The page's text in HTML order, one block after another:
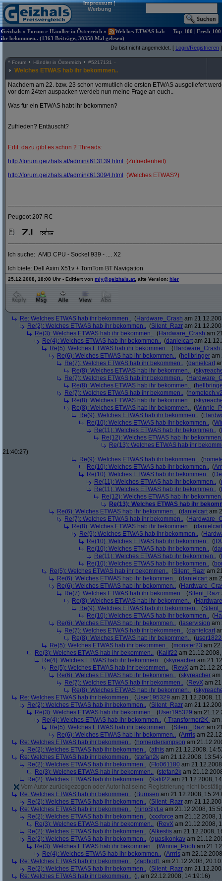
Impressum|
Werbung
Geizhals » Forum » Händler in Österreich »
Welches ETWAS hab
ihr bekommen.. (1363 Beiträge, 30358 Mal gelesen)
Top-100 | Fresh-100
Du bist nicht angemeldet. [ Login/Registrieren ]
^ Forum Händler in Österreich #5217131
Welches ETWAS hab ihr bekommen..
Nachdem am 22. bzw. 23 schon vermutlich die ersten ETWAS ausgeliefert
vor dem 24ten auspacken werdeb nun meine Frage an euch..
Was für ein ETWAS habt ihr bekommen?
Zufrieden? Entäuscht?
Edit: dazu gibt es schon 2 Threads:
http://forum.geizhals.at/admin/t613139.html
(Zufriedenheit)
http://forum.geizhals.at/admin/t613094.html (Welches ETWAS?)
Peugeot 207 RC
Ich suche: AMD CPU - Sockel 939 - .... X2
Ich biete: Dell Axim X51v + TomTom BT Navigation
25.12.2008, 18:08 Uhr - Editiert von mjy@geizhals.at , alte Version: hier
Re: Welches ETWAS hab ihr bekommen.. (Hardware_Crash am
Re(2): Welches ETWAS hab ihr bekommen.. (Silent_Razr am
Re(3): Welches ETWAS hab ihr bekommen.. (Hardware_Crash am
Re(4): Welches ETWAS hab ihr bekommen.. (danielcart am
Re(5): Welches ETWAS hab ihr bekommen.. (Hardware_Crash
Re(6): Welches ETWAS hab ihr bekommen.. (hellbringer am
Re(7): Welches ETWAS hab ihr bekommen.. (danielcart
Re(8): Welches ETWAS hab ihr bekommen.. (
Re(7): Welches ETWAS hab ihr bekommen.. (
Re(8): Welches ETWAS hab ihr bekommen.. (
Re(7): Welches ETWAS hab ihr bekommen.. (
Re(8): Welches ETWAS hab ihr bekommen.. (
Re(8): Welches ETWAS hab ihr bekommen.. (
Re(9): Welches ETWAS hab ihr bekommen.. (
Re(10): Welches ETWAS hab ihr bekommen.. (
Re(11): Welches ETWAS hab ihr bekommen.. (
Re(12): Welches ETWAS hab ihr
Re(13): Welches ETWAS hab ihr
21:40:27)
Re(9): Welches ETWAS hab ihr bekommen.. (
Re(10): Welches ETWAS hab ihr bekommen.. (
Re(10): Welches ETWAS hab ihr bekommen.. (
Re(11): Welches ETWAS hab ihr bekommen.. (
Re(11): Welches ETWAS hab ihr bekommen.. (
Re(12): Welches ETWAS hab ihr
Re(13): Welches ETWAS hab ihr
Re(6): Welches ETWAS hab ihr bekommen.. (danielcart am
Re(7): Welches ETWAS hab ihr bekommen.. (
Re(8): Welches ETWAS hab ihr bekommen.. (danielcart
Re(9): Welches ETWAS hab ihr bekommen.. (
Re(10): Welches ETWAS hab ihr bekommen.. (
Re(10): Welches ETWAS hab ihr bekommen.. (
Re(11): Welches ETWAS hab ihr bekommen.. (
Re(10): Welches ETWAS hab ihr bekommen.. (
Re(5): Welches ETWAS hab ihr bekommen.. (Silent_Razr am
Re(6): Welches ETWAS hab ihr bekommen.. (danielcart am
Re(6): Welches ETWAS hab ihr bekommen.. (
Re(7): Welches ETWAS hab ihr bekommen.. (Silent_Razr
Re(8): Welches ETWAS hab ihr bekommen.. (
Re(9): Welches ETWAS hab ihr bekommen.. (
Re(10): Welches ETWAS hab ihr bekommen.. (
Re(6): Welches ETWAS hab ihr bekommen.. ( laservision am
Re(7): Welches ETWAS hab ihr bekommen.. (danielcart
Re(8): Welches ETWAS hab ihr bekommen.. (
Re(5): Welches ETWAS hab ihr bekommen.. (monster23 am
Re(3): Welches ETWAS hab ihr bekommen.. (Kalif22 am
Re(4): Welches ETWAS hab ihr bekommen.. (skyreacher am
Re(5): Welches ETWAS hab ihr bekommen.. (RevX am
Re(6): Welches ETWAS hab ihr bekommen.. (skyreacher am
Re(7): Welches ETWAS hab ihr bekommen.. (RevX am
Re(8): Welches ETWAS hab ihr bekommen.. (
Re: Welches ETWAS hab ihr bekommen.. (User195329 am 21.12.2008,
Re(2): Welches ETWAS hab ihr bekommen.. (Silent_Razr am
Re(3): Welches ETWAS hab ihr bekommen.. (User195329 am
Re(4): Welches ETWAS hab ihr bekommen.. (-Transformer2K- am
Re(5): Welches ETWAS hab ihr bekommen.. (Silent_Razr am
Re(6): Welches ETWAS hab ihr bekommen.. (Arrris am
Re: Welches ETWAS hab ihr bekommen.. (homerdersimpson am
Re(2): Welches ETWAS hab ihr bekommen.. (athis am 21.12.2008,
Re: Welches ETWAS hab ihr bekommen.. (stefan2k am 21.12.2008,
Re(2): Welches ETWAS hab ihr bekommen.. (Flo061180 am
Re(3): Welches ETWAS hab ihr bekommen.. (stefan2k am
Re(2): Welches ETWAS hab ihr bekommen.. (Kalif22 am 21.12.2008,
Vom Autor zurückgezogen oder Autor hat seine Registrierung nicht
Re: Welches ETWAS hab ihr bekommen.. (Burnsen am 21.12.2008,
Re(2): Welches ETWAS hab ihr bekommen.. (Silent_Razr am
Re: Welches ETWAS hab ihr bekommen.. (ninoStyLe am 21.12.2008,
Re(2): Welches ETWAS hab ihr bekommen.. (xxxforce am 21.12.2008,
Re(3): Welches ETWAS hab ihr bekommen.. (RevX am 21.12.2008,
Re(2): Welches ETWAS hab ihr bekommen.. (Alkestis am 21.12.2008,
Re(2): Welches ETWAS hab ihr bekommen.. (quasikonkav am
Re(3): Welches ETWAS hab ihr bekommen.. (Winnie_Pooh am
Re(4): Welches ETWAS hab ihr bekommen.. (Arrris am
Re: Welches ETWAS hab ihr bekommen.. (Zaphod1 am 21.12.2008,
Re(2): Welches ETWAS hab ihr bekommen.. (Silent_Razr am
Re: Welches ETWAS hab ihr bekommen.. (j. am 22.12.2008, 14:19:16)